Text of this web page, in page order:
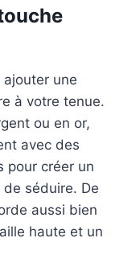
ajouter une
à votre tenue.
ou en or,
avec des
pour créer un
séduire. De
aussi bien
haute et un